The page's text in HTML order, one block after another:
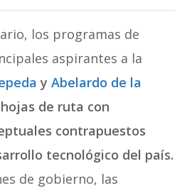
los programas de
aspirantes a la
yAbelardo de la
de ruta con
contrapuestos
tecnológico del país.
de gobierno, las